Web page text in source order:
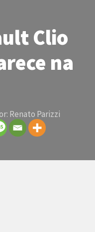
Clio
na
Renato Parizzi